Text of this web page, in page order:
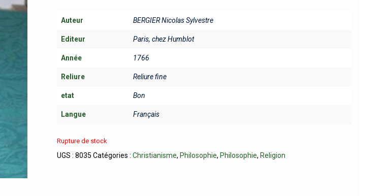
Auteur BERGIER Nicolas Sylvestre
Editeur Paris, chez Humblot
Année 1766
Reliure Reliure fine
etat Bon
Langue Français
Rupture de stock
UGS :8035 Catégories :Christianisme, Philosophie, Philosophie, Religion